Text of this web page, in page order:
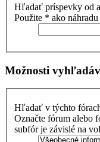
Hľadať príspevky od
Použite * ako
Možnosti
Hľadať v týchto
Označte fórum alebo
subfór je závislé na